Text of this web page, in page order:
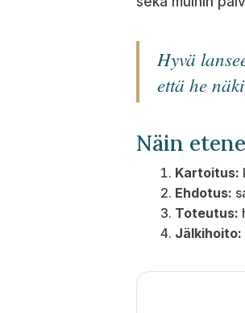
Hyvä
että he
Näin
Kartoitus:
Ehdotus:
Toteutus:
Jälkihoito: